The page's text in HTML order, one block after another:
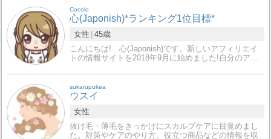
Cocolo
心(Japonish)*ランキング1位目標*
女性 45歳
こんにちは! 心(Japonish)です。新しいアフィリエイ
トの情報サイトを2018年9月に始めました!自分のア…
sukarupukea
ウスイ
女性
抜け毛・薄毛をきっかけにスカルプケアに目覚めまし
た。対策やケアのやり方、役立つ商品などの情報を収